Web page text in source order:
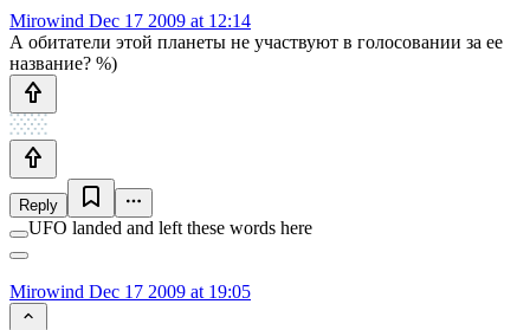
Mirowind Dec 17 2009 at 12:14
А обитатели этой планеты не участвуют в голосовании за ее
название? %)
Reply
UFO landed and left these words here
Mirowind Dec 17 2009 at 19:05